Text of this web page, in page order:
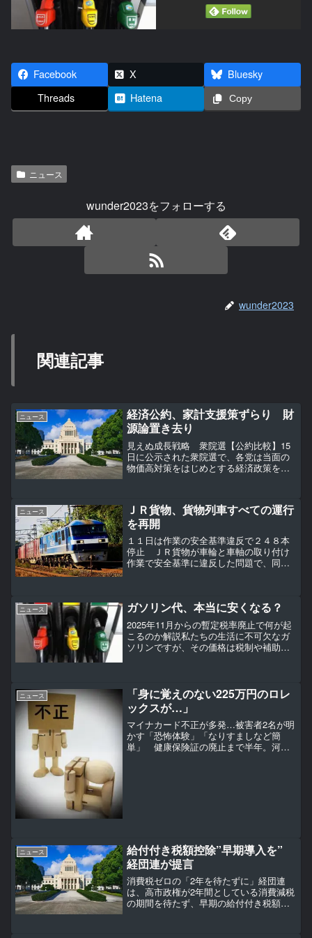
Facebook X
Bluesky
Threads
Hatena Copy
ニュース
wunder2023をフォローする
wunder2023
関連記事
ニュース
経済公約、家計支援策ずらり 財
源論置き去り
見えぬ成長戦略 衆院選【公約比較】15
日に公示された衆院選で、各党は当面の
物価高対策をはじめとする経済政策を巡
帯向け給付金や電気・ガ...
ニュース
ＪＲ貨物、貨物列車すべての運行
を再開
１１日は作業の安全基準違反で２４８本
停止 ＪＲ貨物が車輪と車軸の取り付け
作業で安全基準に違反した問題で、同社
組み合わせた「輪軸」 １...
ニュース ガソリン代、本当に安くなる？
2025年11月からの暫定税率廃止で何が起
こるのか解説私たちの生活に不可欠なガ
ソリンですが、その価格は税制や補助金
事業への影響はどれほ...
ニュース
「身に覚えのない225万円のロレ
ックスが…」
マイナカード不正が多発…被害者2名が明
かす「恐怖体験」「なりすましなど簡
単」 健康保険証の廃止まで半年。河野
ニュース
給付付き税額控除”早期導入を”
経団連が提言
消費税ゼロの「2年を待たずに」経団連
は、高市政権が2年間としている消費減税
の期間を待たず、早期の給付付き税額控